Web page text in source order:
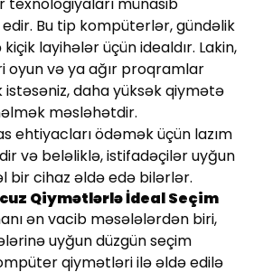
Bu tip kompüterlər, gündəlik
layihələr üçün idealdır. Lakin,
oyun və ya ağır proqramlar
daha yüksək qiymətə
məsləhətdir.
ehtiyacları ödəmək üçün lazım
və beləliklə, istifadəçilər uyğun
bir cihaz əldə edə bilərlər.
Qiymətlərlə İdeal Seçim
ən vacib məsələlərdən biri,
uyğun düzgün seçim
qiymətləri ilə əldə edilə